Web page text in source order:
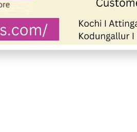
പെർമിറ്റ് റദ്ദാക്കണമെന്ന
കണ്ടെത്തിയില്ലെങ്കിൽ